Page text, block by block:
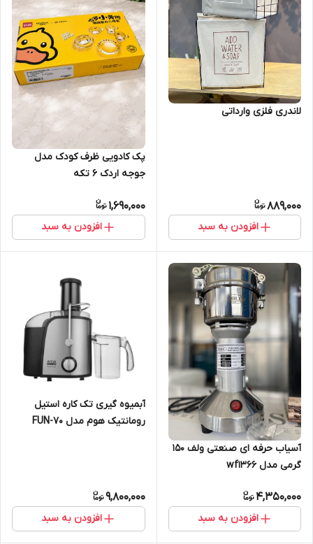
لاندری فلزی وارداتی
889,000
افزودن به سبد
پک کادویی ظرف کودک مدل
جوجه اردک 6 تکه
1,690,000
افزودن به سبد
آسیاب حرفه ای صنعتی ولف 150
گرمی مدل wf1366
4,350,000
افزودن به سبد
آبمیوه گیری تک کاره استیل
رومانتیک هوم مدل FUN-70
9,800,000
افزودن به سبد